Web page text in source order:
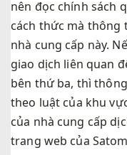
nên đọc chính sách
cách thức mà thông
nhà cung cấp này.
giao dịch liên quan
bên thứ ba, thì
theo luật của khu
của nhà cung cấp
trang web của